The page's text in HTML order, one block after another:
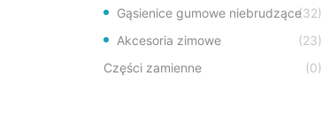
Gąsienice gumowe niebrudzące(32)
Akcesoria zimowe
(23)
Części zamienne
(0)